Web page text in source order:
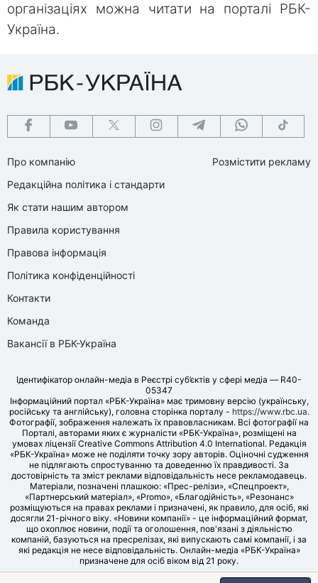
організаціях можна читати на порталі РБК-
Україна.
Про компанію
Редакційна політика і стандарти
Як стати нашим автором
Правила користування
Правова інформація
Політика конфіденційності
Контакти
Команда
Вакансії в РБК-Україна
Розмістити рекламу
Ідентифікатор онлайн-медіа в Реєстрі суб’єктів у сфері медіа — R40-
05347
Інформаційний портал «РБК-Україна» має тримовну версію (українську,
російську та англійську), головна сторінка порталу - https://www.rbc.ua.
Фотографії, зображення належать їх правовласникам. Всі фотографії на
Порталі, авторами яких є журналісти «РБК-Україна», розміщені на
умовах ліцензії Creative Commons Attribution 4.0 International. Редакція
«РБК-Україна» може не поділяти точку зору авторів. Оціночні судження
не підлягають спростуванню та доведенню їх правдивості. За
достовірність та зміст реклами відповідальність несе рекламодавець.
Матеріали, позначені плашкою: «Прес-релізи», «Спецпроект»,
«Партнерський матеріал», «Promo», «Благодійність», «Резонанс»
розміщуються на правах реклами і призначені, як правило, для осіб, які
досягли 21-річного віку. «Новини компанії» - це інформаційний формат,
що охоплює новини, події та оголошення, пов'язані з діяльністю
компаній, базуються на пресрелізах, які випускають самі компанії, і за
які редакція не несе відповідальність. Онлайн-медіа «РБК-Україна»
призначене для осіб віком від 21 року.